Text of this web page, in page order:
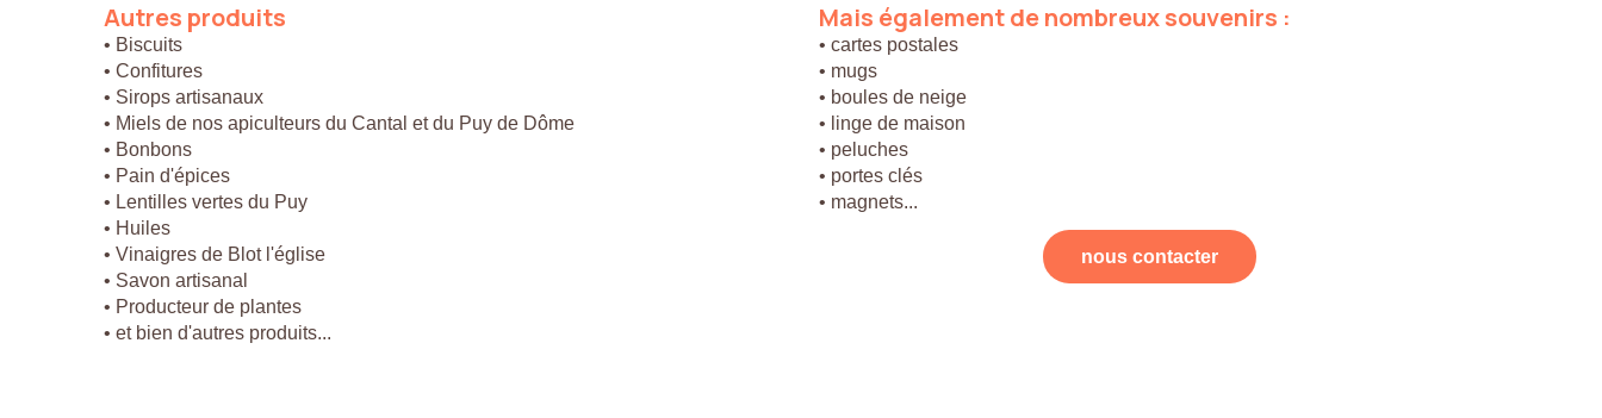
Autres produits
• Biscuits
• Confitures
• Sirops artisanaux
• Miels de nos apiculteurs du Cantal et du Puy de Dôme
• Bonbons
• Pain d'épices
• Lentilles vertes du Puy
• Huiles
• Vinaigres de Blot l'église
• Savon artisanal
• Producteur de plantes
• et bien d'autres produits...
Mais égalementdenombreuxsouvenirs :
• cartes postales
• mugs
• boules de neige
• linge de maison
• peluches
• portes clés
• magnets...
nous contacter